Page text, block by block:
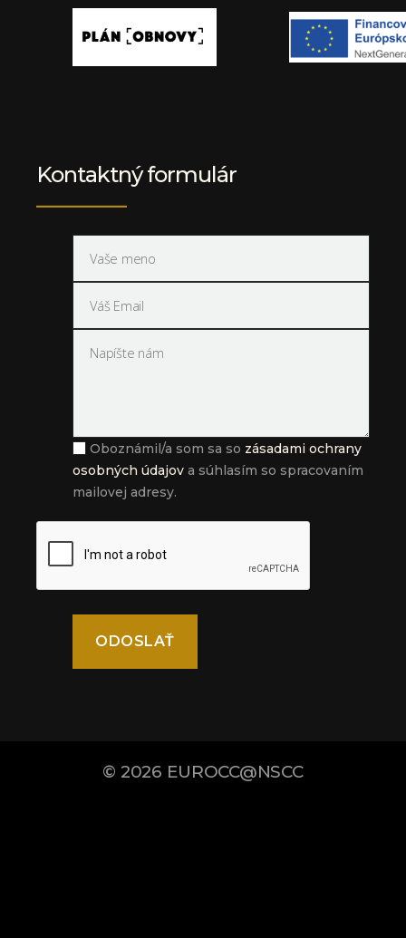
Kontaktný formulár
Oboznámil/a som sa so zásadami ochrany
osobných údajov a súhlasím so spracovaním
mailovej adresy.
© 2026 EUROCC@NSCC